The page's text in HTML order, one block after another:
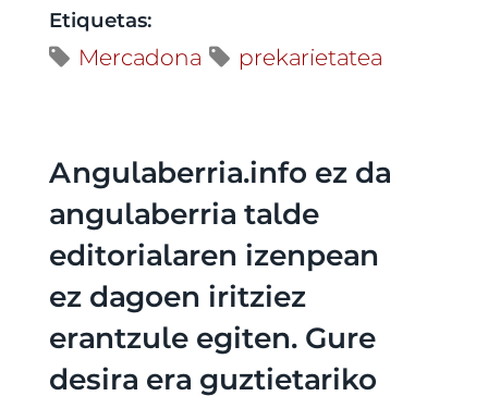
Etiquetas:
Mercadona prekarietatea
Angulaberria.info ez da
angulaberria talde
editorialaren izenpean
ez dagoen iritziez
erantzule egiten. Gure
desira era guztietariko